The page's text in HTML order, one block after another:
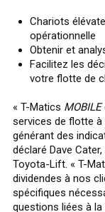
Chariots
opérationnelle
Obtenir et
Facilitez les
votre flotte de
« T-Matics MOBILE
services de flotte
générant des
déclaré Dave
Toyota-Lift. « T-
dividendes à nos
spécifiques
questions liées à